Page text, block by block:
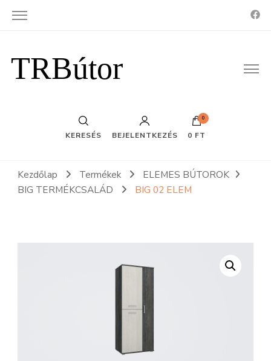
TRBútor
KERESÉS BEJELENTKEZÉS
0
0 FT
Kezdőlap Termékek
ELEMES BÚTOROK
BIG TERMÉKCSALÁD
BIG 02 ELEM